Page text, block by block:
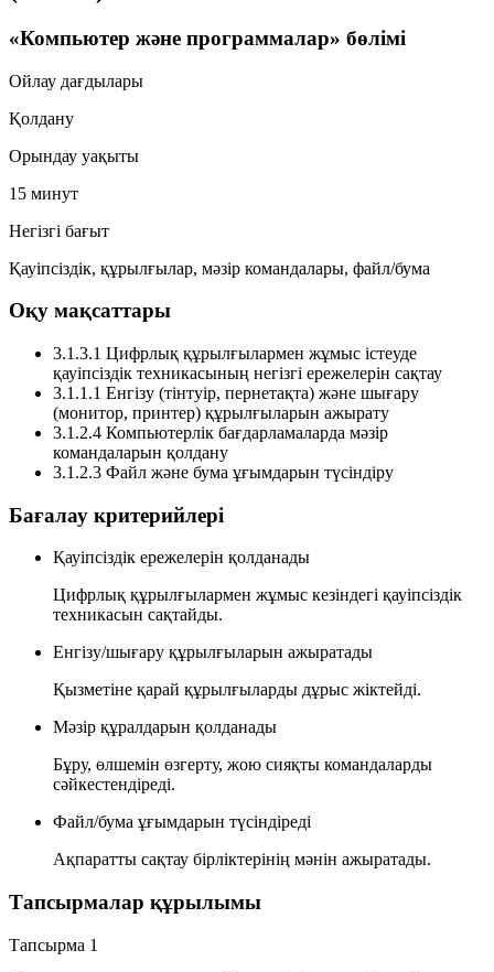
«Компьютер және программалар» бөлімі
Ойлау дағдылары
Қолдану
Орындау уақыты
15 минут
Негізгі бағыт
Қауіпсіздік, құрылғылар, мәзір командалары, файл/бума
Оқу мақсаттары
3.1.3.1 Цифрлық құрылғылармен жұмыс істеуде
қауіпсіздік техникасының негізгі ережелерін сақтау
3.1.1.1 Енгізу (тінтуір, пернетақта) және шығару
(монитор, принтер) құрылғыларын ажырату
3.1.2.4 Компьютерлік бағдарламаларда мәзір
командаларын қолдану
3.1.2.3 Файл және бума ұғымдарын түсіндіру
Бағалау критерийлері
Қауіпсіздік ережелерін қолданады
Цифрлық құрылғылармен жұмыс кезіндегі қауіпсіздік
техникасын сақтайды.
Енгізу/шығару құрылғыларын ажыратады
Қызметіне қарай құрылғыларды дұрыс жіктейді.
Мәзір құралдарын қолданады
Бұру, өлшемін өзгерту, жою сияқты командаларды
сәйкестендіреді.
Файл/бума ұғымдарын түсіндіреді
Ақпаратты сақтау бірліктерінің мәнін ажыратады.
Тапсырмалар құрылымы
Тапсырма 1